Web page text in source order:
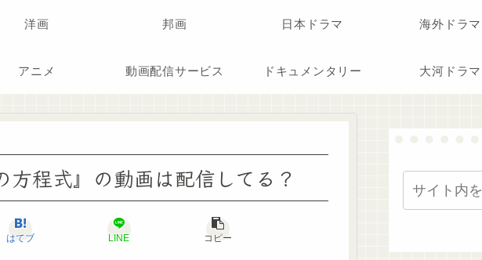
洋画 邦画 日本ドラマ 海外ドラマ
アニメ 動画配信サービス ドキュメンタリー 大河ドラマ
程式』の動画は配信してる？
はてブ LINE コピー